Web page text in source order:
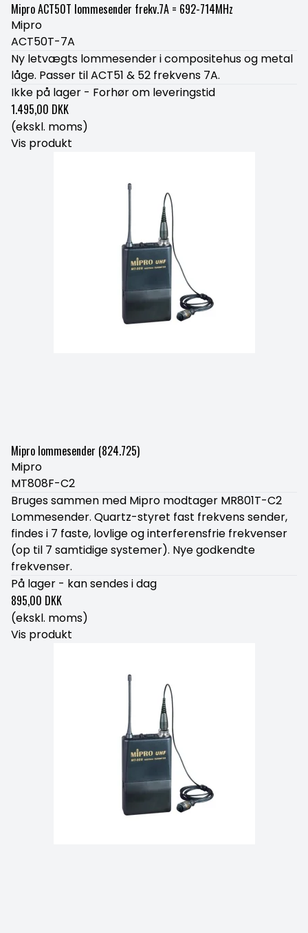
Mipro ACT50T lommesender frekv.7A = 692-714MHz
Mipro
ACT50T-7A
Ny letvægts lommesender i compositehus og metal
låge. Passer til ACT51 & 52 frekvens 7A.
Ikke på lager - Forhør om leveringstid
1.495,00 DKK
(ekskl. moms)
Vis produkt
Mipro lommesender (824.725)
Mipro
MT808F-C2
Bruges sammen med Mipro modtager MR801T-C2
Lommesender. Quartz-styret fast frekvens sender,
findes i 7 faste, lovlige og interferensfrie frekvenser
(op til 7 samtidige systemer). Nye godkendte
frekvenser.
På lager - kan sendes i dag
895,00 DKK
(ekskl. moms)
Vis produkt